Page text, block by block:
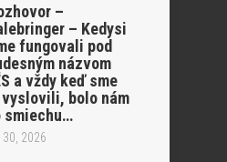
–
– Kedysi
fungovali pod
názvom
a vždy keď sme
bolo nám
smiechu…
30, 2026